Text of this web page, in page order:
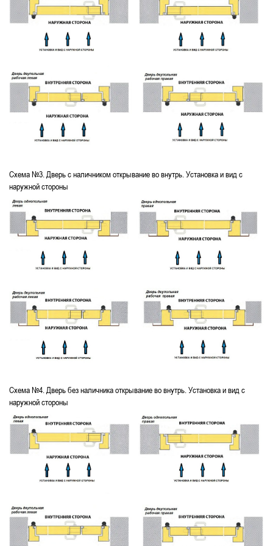
Схема №3. Дверь с наличником открывание во внутрь. Установка и вид с
наружной стороны
Схема №4. Дверь без наличника открывание во внутрь. Установка и вид с
наружной стороны